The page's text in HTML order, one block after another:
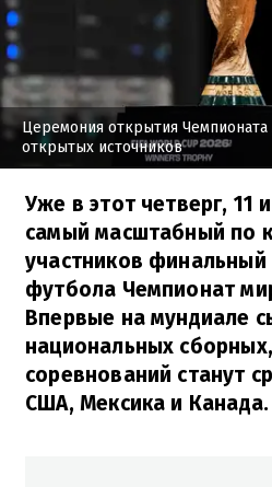
Церемония открытия Чемпионата
открытых источников
Уже в этот четверг, 11
самый масштабный по
участников финальный
футбола Чемпионат
Впервые на мундиале
национальных
соревнований станут
США, Мексика и Канада.